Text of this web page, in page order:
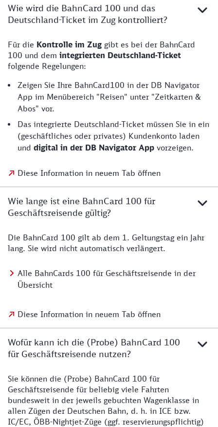
Wie wird die BahnCard 100 und das
Deutschland-Ticket im Zug kontrolliert?
Für die Kontrolle im Zug gibt es bei der BahnCard
100 und dem integrierten Deutschland-Ticket
folgende Regelungen:
Zeigen Sie Ihre BahnCard100 in der DB Navigator
App im Menübereich "Reisen" unter "Zeitkarten &
Abos" vor.
Das integrierte Deutschland-Ticket müssen Sie in ein
(geschäftliches oder privates) Kundenkonto laden
und digital in der DB Navigator App vorzeigen.
Diese Information in neuem Tab öffnen
Wie lange ist eine BahnCard 100 für
Geschäftsreisende gültig?
Die BahnCard 100 gilt ab dem 1. Geltungstag ein Jahr
lang. Sie wird nicht automatisch verlängert.
Alle BahnCards 100 für Geschäftsreisende in der
Übersicht
Diese Information in neuem Tab öffnen
Wofür kann ich die (Probe) BahnCard 100
für Geschäftsreisende nutzen?
Sie können die (Probe) BahnCard 100 für
Geschäftsreisende für beliebig viele Fahrten
bundesweit in der jeweils gebuchten Wagenklasse in
allen Zügen der Deutschen Bahn, d. h. in ICE bzw.
IC/EC, ÖBB-Nightjet-Züge (ggf. reservierungspflichtig)